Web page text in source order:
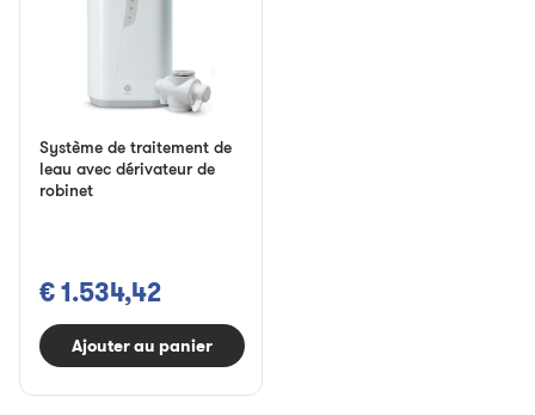
Système de traitement de
leau avec dérivateur de
robinet
€ 1.534,42
Ajouter au panier